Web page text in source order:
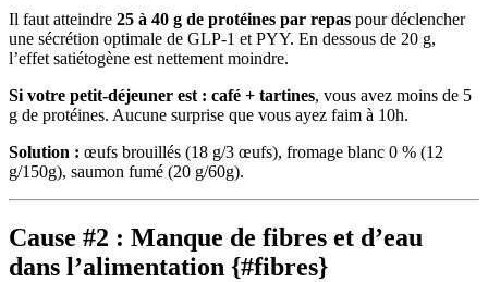
Il faut atteindre 25 à 40 g de protéines par repas pour déclencher
une sécrétion optimale de GLP-1 et PYY. En dessous de 20 g,
l’effet satiétogène est nettement moindre.
Si votre petit-déjeuner est : café + tartines, vous avez moins de 5
g de protéines. Aucune surprise que vous ayez faim à 10h.
Solution : œufs brouillés (18 g/3 œufs), fromage blanc 0 % (12
g/150g), saumon fumé (20 g/60g).
Cause #2 : Manque de fibres et d’eau
dans l’alimentation {#fibres}